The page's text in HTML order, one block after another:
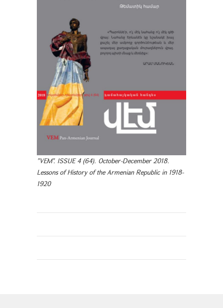
"VEM". ISSUE 4 (64). October-December 2018.
Lessons of History of the Armenian Republic in 1918-
1920